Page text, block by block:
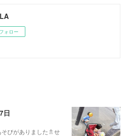
フォロー
日
びがありました🚿せ